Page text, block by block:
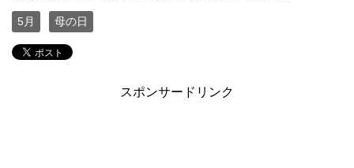
5月 母の日
スポンサードリンク